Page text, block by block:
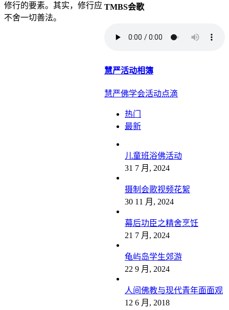
TMBS会歌
慧严活动相簿
慧严佛学会活动点滴
热门
最新
儿童班浴佛活动
31 7 月, 2024
摄制会歌视频花絮
30 11 月, 2024
幕后功臣之精舍烹饪
21 7 月, 2024
龟屿岛学生郊游
22 9 月, 2024
人间佛教与现代青年面面观
12 6 月, 2018
修行的要素。其实，修行应
不舍一切善法。